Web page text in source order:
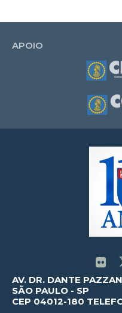
APOIO
AV. DR. DANTE
SÃO PAULO - SP
CEP 04012-180